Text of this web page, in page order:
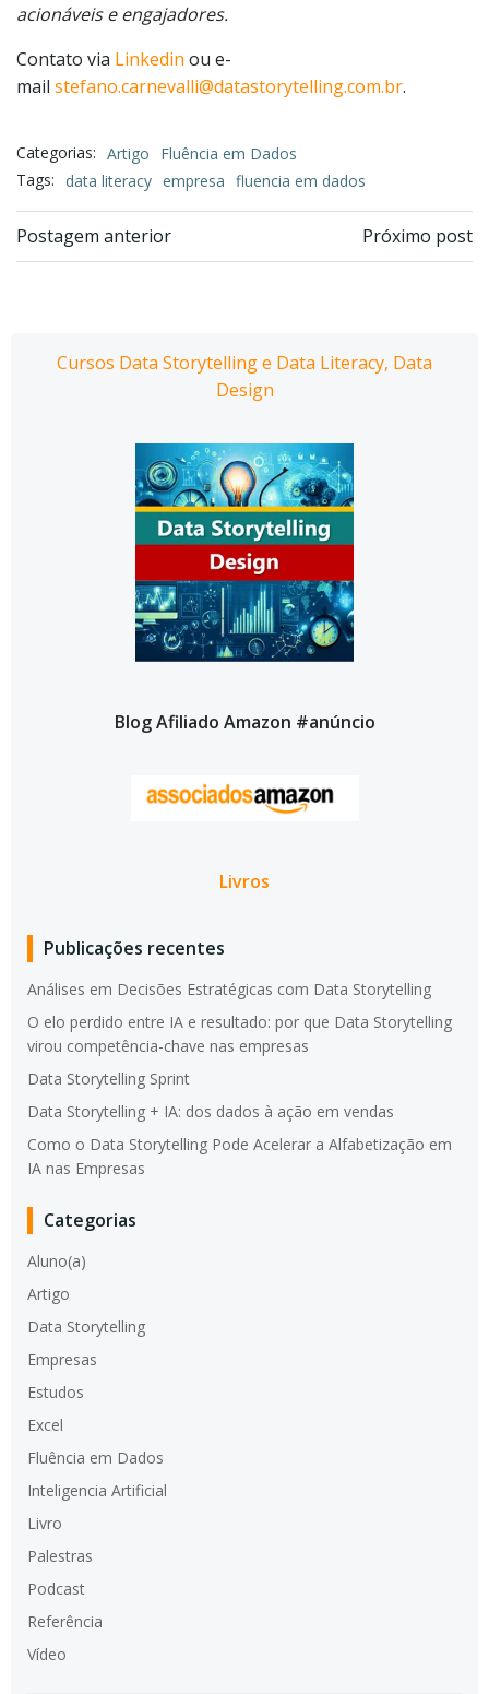
acionáveis e engajadores.
Contato via Linkedin ou e-
mail stefano.carnevalli@datastorytelling.com.br.
Categorias: Artigo
Fluência em Dados
Tags:
data literacy empresa fluencia em dados
Navegação
Postagem anterior
Navegação
Próximo post
Cursos Data Storytelling e Data Literacy, Data
Design
Blog Afiliado Amazon #anúncio
Livros
Publicações recentes
Análises em Decisões Estratégicas com Data Storytelling
O elo perdido entre IA e resultado: por que Data Storytelling
virou competência-chave nas empresas
Data Storytelling Sprint
Data Storytelling + IA: dos dados à ação em vendas
Como o Data Storytelling Pode Acelerar a Alfabetização em
IA nas Empresas
Categorias
Aluno(a)
Artigo
Data Storytelling
Empresas
Estudos
Excel
Fluência em Dados
Inteligencia Artificial
Livro
Palestras
Podcast
Referência
Vídeo